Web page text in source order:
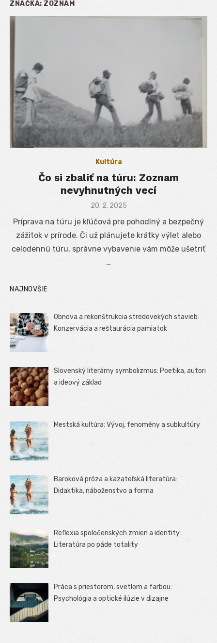
ZNAČKA: ZOZNAM
Kultúra
Čo si zbaliť na túru: Zoznam
nevyhnutných vecí
Posted
20. 2. 2025
Príprava na túru je kľúčová pre pohodlný a bezpečný
zážitok v prírode. Či už plánujete krátky výlet alebo
celodennú túru, správne vybavenie vám môže ušetriť
…
NAJNOVŠIE
Obnova a rekonštrukcia stredovekých stavieb:
Konzervácia a reštaurácia pamiatok
Slovenský literárny symbolizmus: Poetika, autori
a ideový základ
Mestská kultúra: Vývoj, fenomény a subkultúry
Baroková próza a kazateľská literatúra:
Didaktika, náboženstvo a forma
Reflexia spoločenských zmien a identity:
Literatúra po páde totality
Práca s priestorom, svetlom a farbou:
Psychológia a optické ilúzie v dizajne